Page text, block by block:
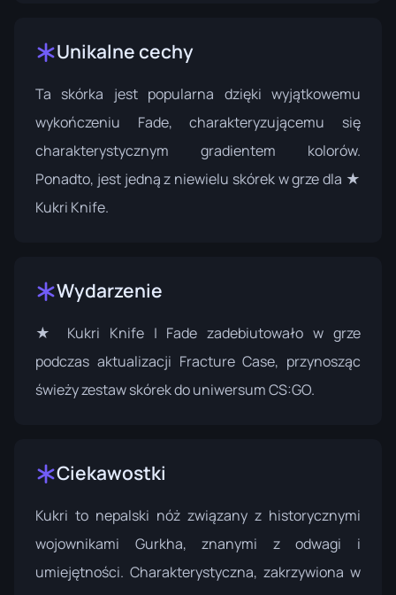
Unikalne cechy
Ta skórka jest popularna dzięki wyjątkowemu
wykończeniu Fade, charakteryzującemu się
charakterystycznym gradientem kolorów.
Ponadto, jest jedną z niewielu skórek w grze dla ★
Kukri Knife.
Wydarzenie
★ Kukri Knife | Fade zadebiutowało w grze
podczas aktualizacji Fracture Case, przynosząc
świeży zestaw skórek do uniwersum CS:GO.
Ciekawostki
Kukri to nepalski nóż związany z historycznymi
wojownikami Gurkha, znanymi z odwagi i
umiejętności. Charakterystyczna, zakrzywiona w